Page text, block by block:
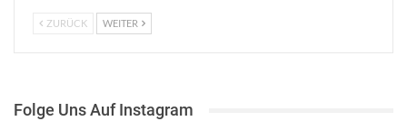
ZURÜCK WEITER
Folge Uns Auf Instagram